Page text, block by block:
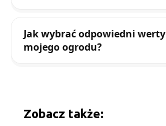
Jak wybrać odpowiedni
mojego ogrodu?
Zobacz także: